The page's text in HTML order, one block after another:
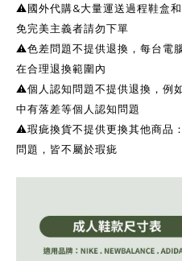
⚠️國外代購&大量運送過程鞋盒
免完美主義者請勿下單
⚠️色差問題不提供退換，每台電
在合理退換範圍內
⚠️個人認知問題不提供退換，例
中有落差等個人認知問題
⚠️瑕疵換貨不提供更換其他商品
問題，皆不屬於瑕疵